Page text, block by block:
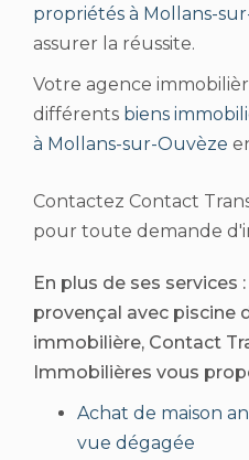
propriétés à Mollans-
assurer la réussite.
Votre agence
différents biens
à Mollans-sur-Ouvèze
Contactez Contact
pour toute demande
En plus de ses services :
provençal avec piscine
immobilière, Contact
Immobilières vous
Achat de maison
vue dégagée